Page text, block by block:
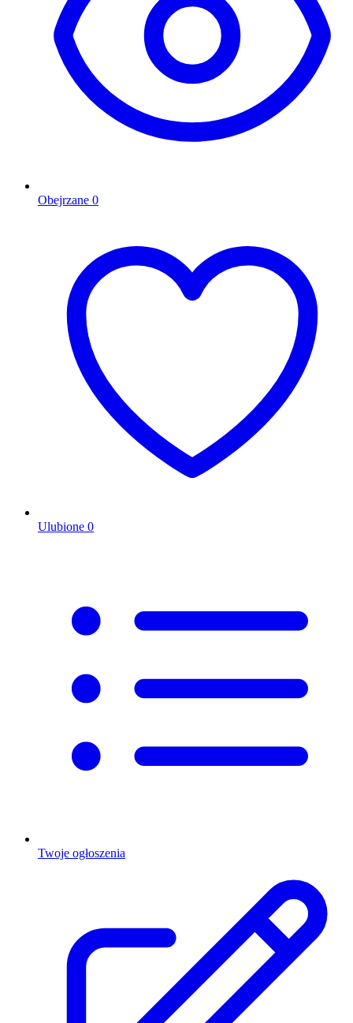
Obejrzane 0
Ulubione 0
Twoje ogłoszenia